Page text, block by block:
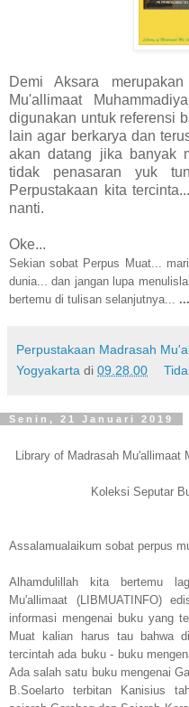
Demi Aksara
Mu'allimaat
digunakan untuk referensi
lain agar berkarya dan
akan datang jika banyak
tidak penasaran yuk
Perpustakaan kita
nanti.
Oke...
Sekian sobat Perpus Muat...
dunia... dan jangan lupa
bertemu di tulisan selanjutnya...
Perpustakaan Madrasah
Yogyakarta di 09.28.00
Senin, 21 Januari 2019
Library of Madrasah Mu'allimaat
Koleksi Seputar
Assalamualaikum sobat perpus
Alhamdulillah kita bertemu
Mu'allimaat (LIBMUATINFO)
informasi mengenai buku yang
Muat kalian harus tau bahwa
tercintah ada buku - buku
Ada salah satu buku mengenai
B.Soelarto terbitan Kanisius